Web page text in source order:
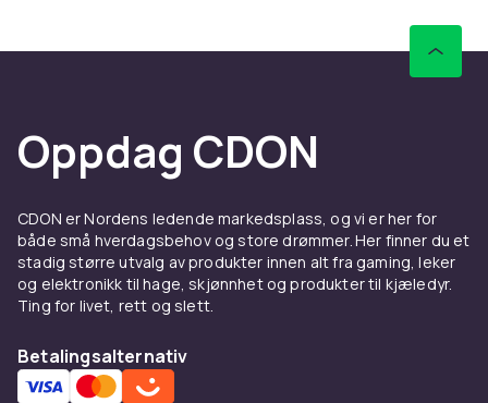
Oppdag CDON
CDON er Nordens ledende markedsplass, og vi er her for
både små hverdagsbehov og store drømmer. Her finner du et
stadig større utvalg av produkter innen alt fra gaming, leker
og elektronikk til hage, skjønnhet og produkter til kjæledyr.
Ting for livet, rett og slett.
Betalingsalternativ